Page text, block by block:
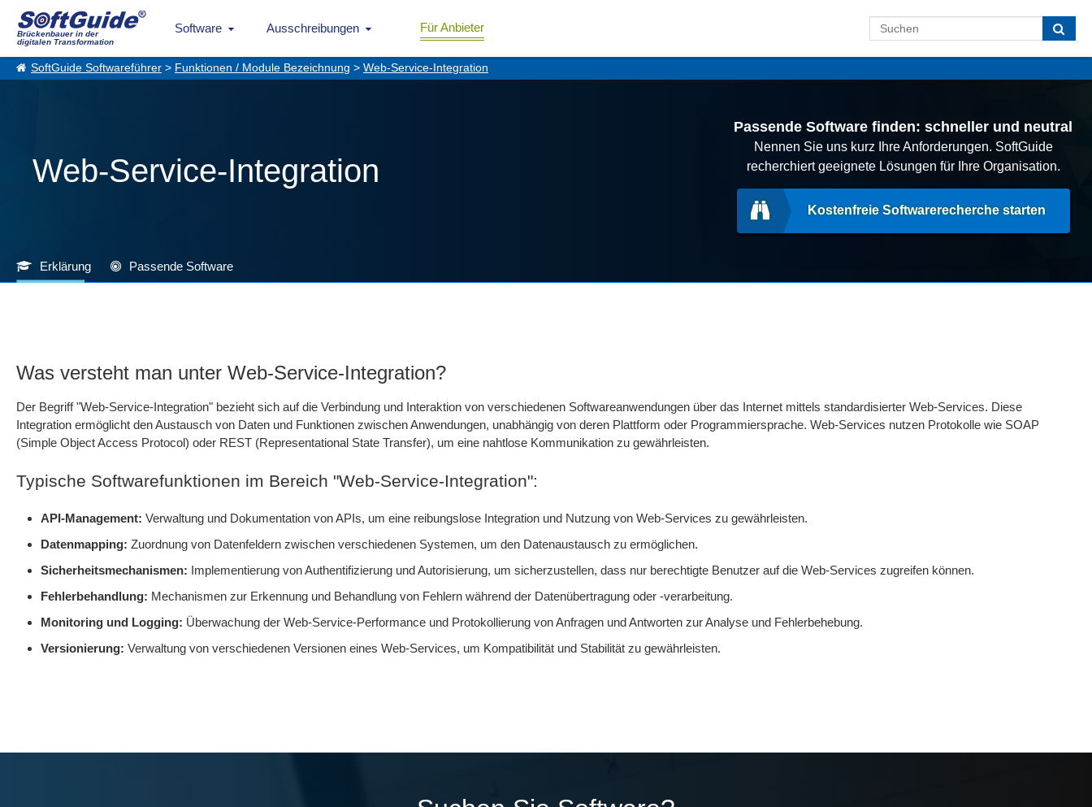
Brückenbauer in der
digitalen Transformation
Software Ausschreibungen Für Anbieter
SoftGuide Softwareführer > Funktionen / Module Bezeichnung > Web-Service-Integration
Web-Service-Integration
Passende Software finden: schneller und neutral
Nennen Sie uns kurz Ihre Anforderungen. SoftGuide
recherchiert geeignete Lösungen für Ihre Organisation.
Kostenfreie Softwarerecherche starten
Erklärung Passende Software
Was versteht man unter Web-Service-Integration?
Der Begriff "Web-Service-Integration" bezieht sich auf die Verbindung und Interaktion von verschiedenen Softwareanwendungen über das Internet mittels standardisierter Web-Services. Diese
Integration ermöglicht den Austausch von Daten und Funktionen zwischen Anwendungen, unabhängig von deren Plattform oder Programmiersprache. Web-Services nutzen Protokolle wie SOAP
(Simple Object Access Protocol) oder REST (Representational State Transfer), um eine nahtlose Kommunikation zu gewährleisten.
Typische Softwarefunktionen im Bereich "Web-Service-Integration":
API-Management: Verwaltung und Dokumentation von APIs, um eine reibungslose Integration und Nutzung von Web-Services zu gewährleisten.
Datenmapping: Zuordnung von Datenfeldern zwischen verschiedenen Systemen, um den Datenaustausch zu ermöglichen.
Sicherheitsmechanismen: Implementierung von Authentifizierung und Autorisierung, um sicherzustellen, dass nur berechtigte Benutzer auf die Web-Services zugreifen können.
Fehlerbehandlung: Mechanismen zur Erkennung und Behandlung von Fehlern während der Datenübertragung oder -verarbeitung.
Monitoring und Logging: Überwachung der Web-Service-Performance und Protokollierung von Anfragen und Antworten zur Analyse und Fehlerbehebung.
Versionierung: Verwaltung von verschiedenen Versionen eines Web-Services, um Kompatibilität und Stabilität zu gewährleisten.